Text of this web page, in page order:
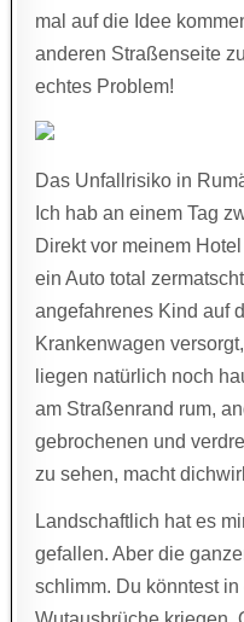
mal auf die Idee
anderen Straßenseite
echtes Problem!
Das Unfallrisiko in
Ich hab an einem Tag
Direkt vor meinem
ein Auto total
angefahrenes Kind auf
Krankenwagen
liegen natürlich noch
am Straßenrand rum,
gebrochenen und
zu sehen, macht
Landschaftlich hat es
gefallen. Aber die
schlimm. Du könntest